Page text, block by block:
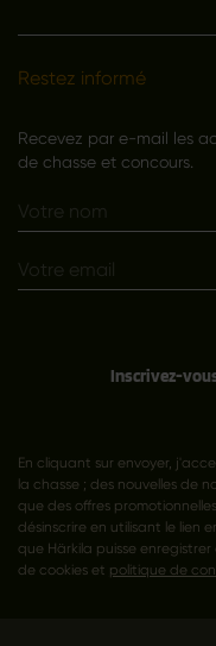
Restez informé
Recevez par e-mail les
de chasse et concours.
Inscrivez-
En cliquant sur envoyer,
la chasse ; des nouvelles de
que des offres
désinscrire en utilisant le lien
que Härkila puisse
de cookies et politique de